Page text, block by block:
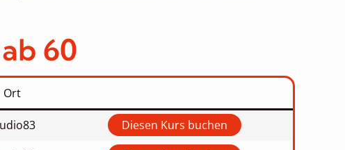
60
Ort
Diesen Kurs buchen